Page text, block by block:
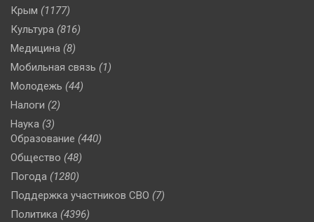
Крым (1177)
Культура (816)
Медицина (8)
Мобильная связь (1)
Молодежь (44)
Налоги (2)
Наука (3)
Образование (440)
Общество (48)
Погода (1280)
Поддержка участников СВО (7)
Политика (4396)